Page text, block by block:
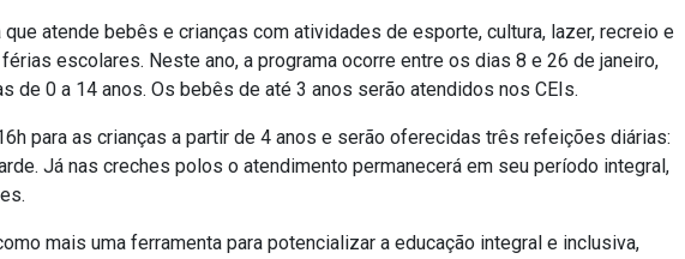
atende bebês e crianças com atividades de esporte, cultura, lazer, recreio e
escolares. Neste ano, a programa ocorre entre os dias 8 e 26 de janeiro,
de 0 a 14 anos. Os bebês de até 3 anos serão atendidos nos CEIs.
para as crianças a partir de 4 anos e serão oferecidas três refeições diárias:
Já nas creches polos o atendimento permanecerá em seu período integral,
mais uma ferramenta para potencializar a educação integral e inclusiva,